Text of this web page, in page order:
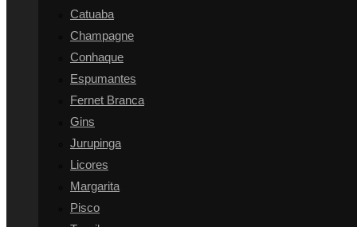
Catuaba
Champagne
Conhaque
Espumantes
Fernet Branca
Gins
Jurupinga
Licores
Margarita
Pisco